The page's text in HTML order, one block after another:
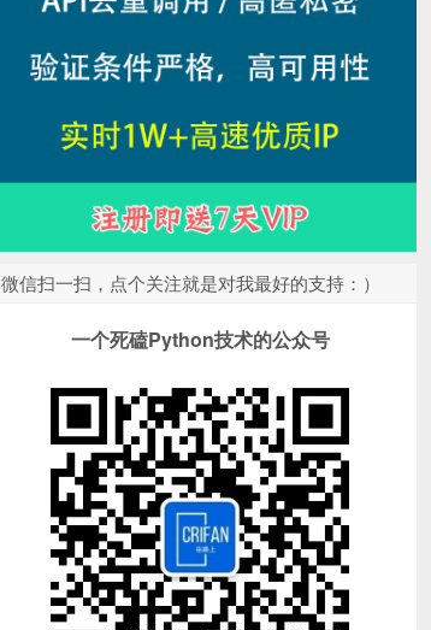
微信扫一扫，点个关注就是对我最好的支持：）
一个死磕Python技术的公众号